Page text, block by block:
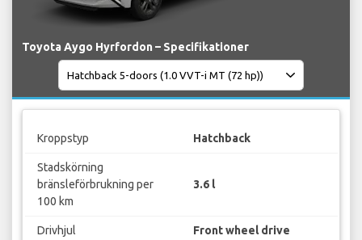
Toyota Aygo Hyrfordon – Specifikationer
Kroppstyp Hatchback
Stadskörning
bränsleförbrukning per
100 km
3.6 l
Drivhjul Front wheel drive